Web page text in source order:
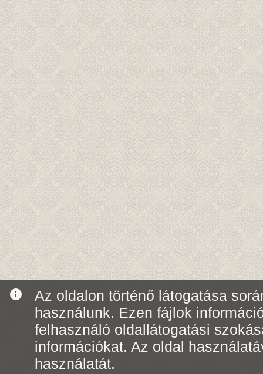
info
Az oldalon történő látogatása
használunk. Ezen fájlok
felhasználó oldallátogatási
információkat. Az oldal
használatát.